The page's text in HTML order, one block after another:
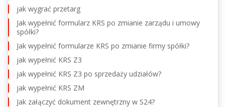
jak wygrać przetarg
Jak wypełnić formularz KRS po zmianie zarządu i umowy
spółki?
Jak wypełnić formularze KRS po zmianie firmy spółki?
jak wypełnić KRS Z3
jak wypełnić KRS Z3 po sprzedaży udziałów?
jak wypełnić KRS ZM
Jak załączyć dokument zewnętrzny w S24?